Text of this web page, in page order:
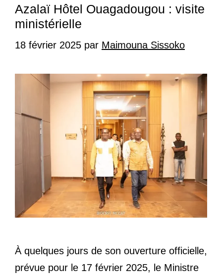
Azalaï Hôtel Ouagadougou : visite
ministérielle
18 février 2025 par Maimouna Sissoko
À quelques jours de son ouverture officielle,
prévue pour le 17 février 2025, le Ministre